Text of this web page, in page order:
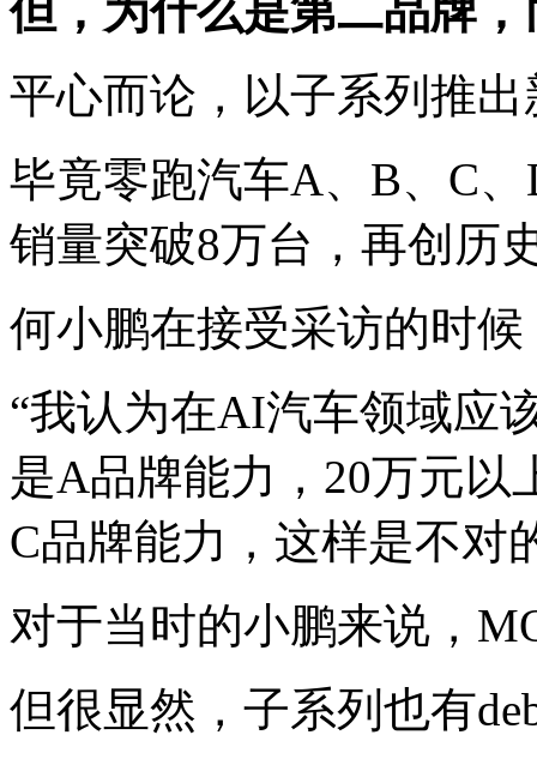
但，为什么是第二品牌
平心而论，以子系列推
毕竟零跑汽车A、B、C
销量突破8万台，再创历
何小鹏在接受采访的时
“我认为在AI汽车领域应
是A品牌能力，20万元以
C品牌能力，这样是不对
对于当时的小鹏来说，
但很显然，子系列也有